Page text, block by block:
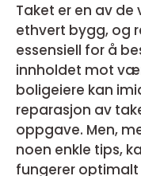
Taket er en av
ethvert bygg, og
essensiell for å
innholdet mot
boligeiere kan
reparasjon av
oppgave. Men,
noen enkle tips,
fungerer